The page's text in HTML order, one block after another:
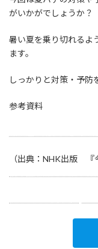
がいかがでしょうか？
暑い夏を乗り切れるよ
ます。
しっかりと対策・予防
参考資料
（出典：NHK出版 『